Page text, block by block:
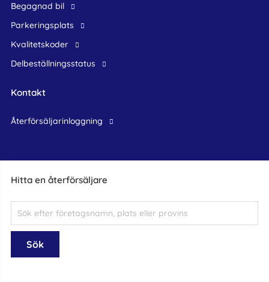
Hitta en återförsäljare
begagnad bil
Parkeringsplats
Kvalitetskoder
Delbeställningsstatus
Kontakt
återförsäljarinloggning